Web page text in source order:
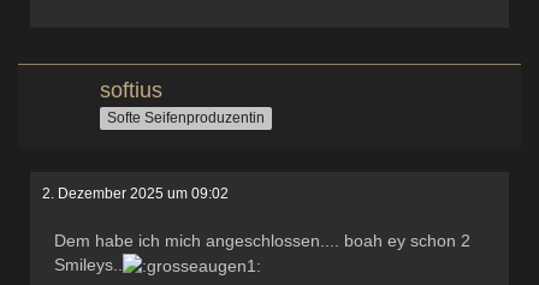
softius
Softe Seifenproduzentin
2. Dezember 2025 um 09:02
Dem habe ich mich angeschlossen.... boah ey schon 2
Smileys..